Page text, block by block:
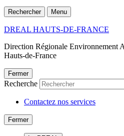
Rechercher Menu
DREAL HAUTS-DE-FRANCE
Direction Régionale Environnement
Hauts-de-France
Fermer
Recherche
Contactez nos services
Fermer